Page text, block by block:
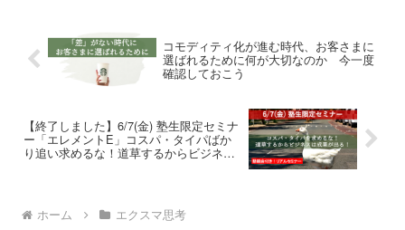
コモディティ化が進む時代、お客さまに
選ばれるために何が大切なのか 今一度
確認しておこう
【終了しました】6/7(金) 塾生限定セミナ
ー「エレメントE」コスパ・タイパばか
り追い求めるな！道草するからビジネス
ホーム エクスマ思考